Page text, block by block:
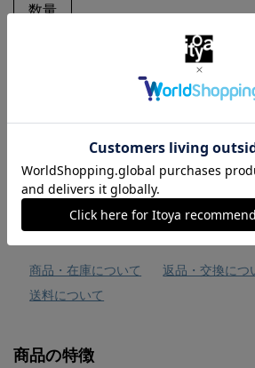
数量
お気に入りに追加
商品・在庫について
返品・交換につ
送料について
商品の特徴